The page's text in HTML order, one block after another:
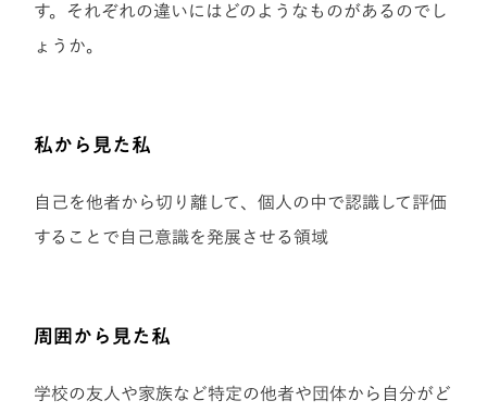
す。それぞれの違いにはどのようなものがあるのでし
ょうか。
私から見た私
自己を他者から切り離して、個人の中で認識して評価
することで自己意識を発展させる領域
周囲から見た私
学校の友人や家族など特定の他者や団体から自分がど